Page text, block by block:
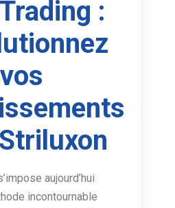
:
vos
aujourd’hui
incontournable